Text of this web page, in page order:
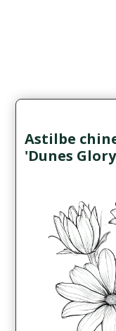
Astilbe
'Dunes